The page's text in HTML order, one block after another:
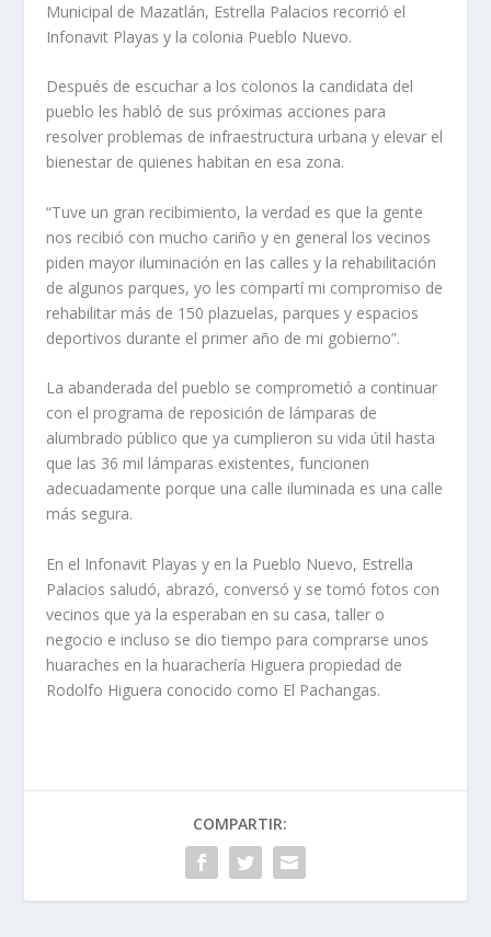
Municipal de Mazatlán, Estrella Palacios recorrió el
Infonavit Playas y la colonia Pueblo Nuevo.
Después de escuchar a los colonos la candidata del
pueblo les habló de sus próximas acciones para
resolver problemas de infraestructura urbana y elevar el
bienestar de quienes habitan en esa zona.
“Tuve un gran recibimiento, la verdad es que la gente
nos recibió con mucho cariño y en general los vecinos
piden mayor iluminación en las calles y la rehabilitación
de algunos parques, yo les compartí mi compromiso de
rehabilitar más de 150 plazuelas, parques y espacios
deportivos durante el primer año de mi gobierno”.
La abanderada del pueblo se comprometió a continuar
con el programa de reposición de lámparas de
alumbrado público que ya cumplieron su vida útil hasta
que las 36 mil lámparas existentes, funcionen
adecuadamente porque una calle iluminada es una calle
más segura.
En el Infonavit Playas y en la Pueblo Nuevo, Estrella
Palacios saludó, abrazó, conversó y se tomó fotos con
vecinos que ya la esperaban en su casa, taller o
negocio e incluso se dio tiempo para comprarse unos
huaraches en la huarachería Higuera propiedad de
Rodolfo Higuera conocido como El Pachangas.
COMPARTIR: